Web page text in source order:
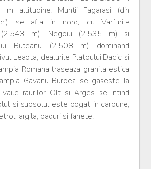
altitudine. Muntii Fagarasi (din
se afla in nord, cu Varfurile
(2.543 m), Negoiu (2.535 m) si
Buteanu (2.508 m) dominand
Leaota, dealurile Platoului Dacic si
Romana traseaza granita estica
Gavanu-Burdea se gaseste la
raurilor Olt si Arges se intind
si subsolul este bogat in carbune,
argila, paduri si fanete.